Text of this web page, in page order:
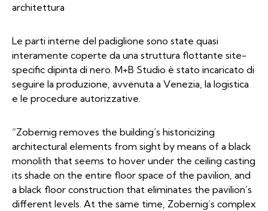
architettura
Le parti interne del padiglione sono state quasi
interamente coperte da una struttura flottante site-
specific dipinta di nero. M+B Studio è stato incaricato di
seguire la produzione, avvenuta a Venezia, la logistica
e le procedure autorizzative.
“Zobernig removes the building’s historicizing
architectural elements from sight by means of a black
monolith that seems to hover under the ceiling casting
its shade on the entire floor space of the pavilion, and
a black floor construction that eliminates the pavilion’s
different levels. At the same time, Zobernig’s complex